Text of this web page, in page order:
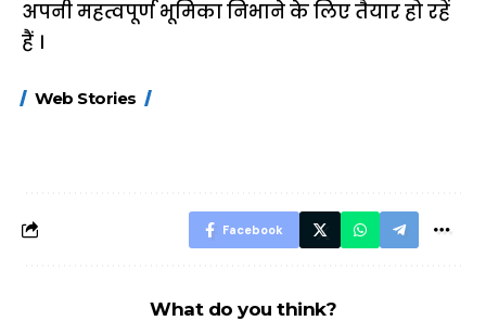
अपनी महत्वपूर्ण भूमिका निभाने के लिए तैयार हो रहें
हैं ।
Web Stories
FASTag के ये नए
Facebook
What do you think?